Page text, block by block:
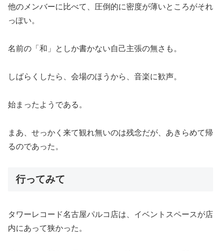
他のメンバーに比べて、圧倒的に密度が薄いところがそれ
っぽい。
名前の「和」としか書かない自己主張の無さも。
しばらくしたら、会場のほうから、音楽に歓声。
始まったようである。
まあ、せっかく来て観れ無いのは残念だが、あきらめて帰
るのであった。
行ってみて
タワーレコード名古屋パルコ店は、イベントスペースが店
内にあって狭かった。